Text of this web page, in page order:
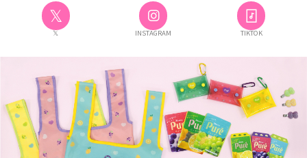
𝕏
𝕏 INSTAGRAM TIKTOK